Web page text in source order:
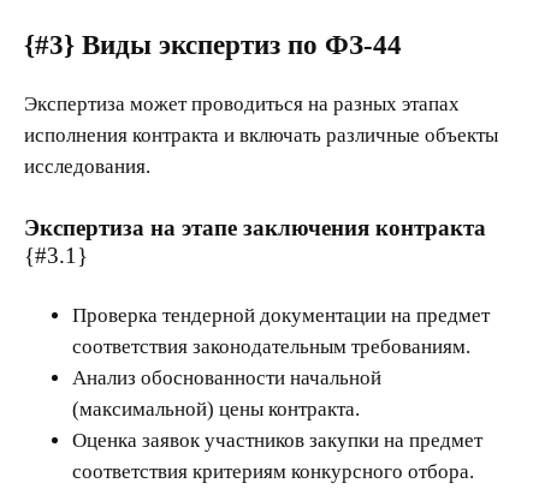
{#3} Виды экспертиз по ФЗ-44
Экспертиза может проводиться на разных этапах
исполнения контракта и включать различные объекты
исследования.
Экспертиза на этапе заключения контракта
{#3.1}
Проверка тендерной документации на предмет
соответствия законодательным требованиям.
Анализ обоснованности начальной
(максимальной) цены контракта.
Оценка заявок участников закупки на предмет
соответствия критериям конкурсного отбора.